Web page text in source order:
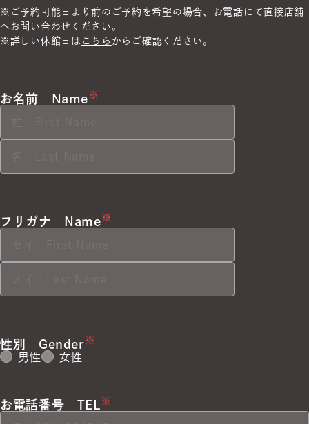
※ご予約可能日より前のご予約を希望の場合、 お電話にて直接店舗
へお問い合わせください。
※詳しい休館日は こちら からご確認ください。
お名前 Name ※
フリガナ Name ※
性別 Gender ※
男性 女性
お電話番号 TEL ※